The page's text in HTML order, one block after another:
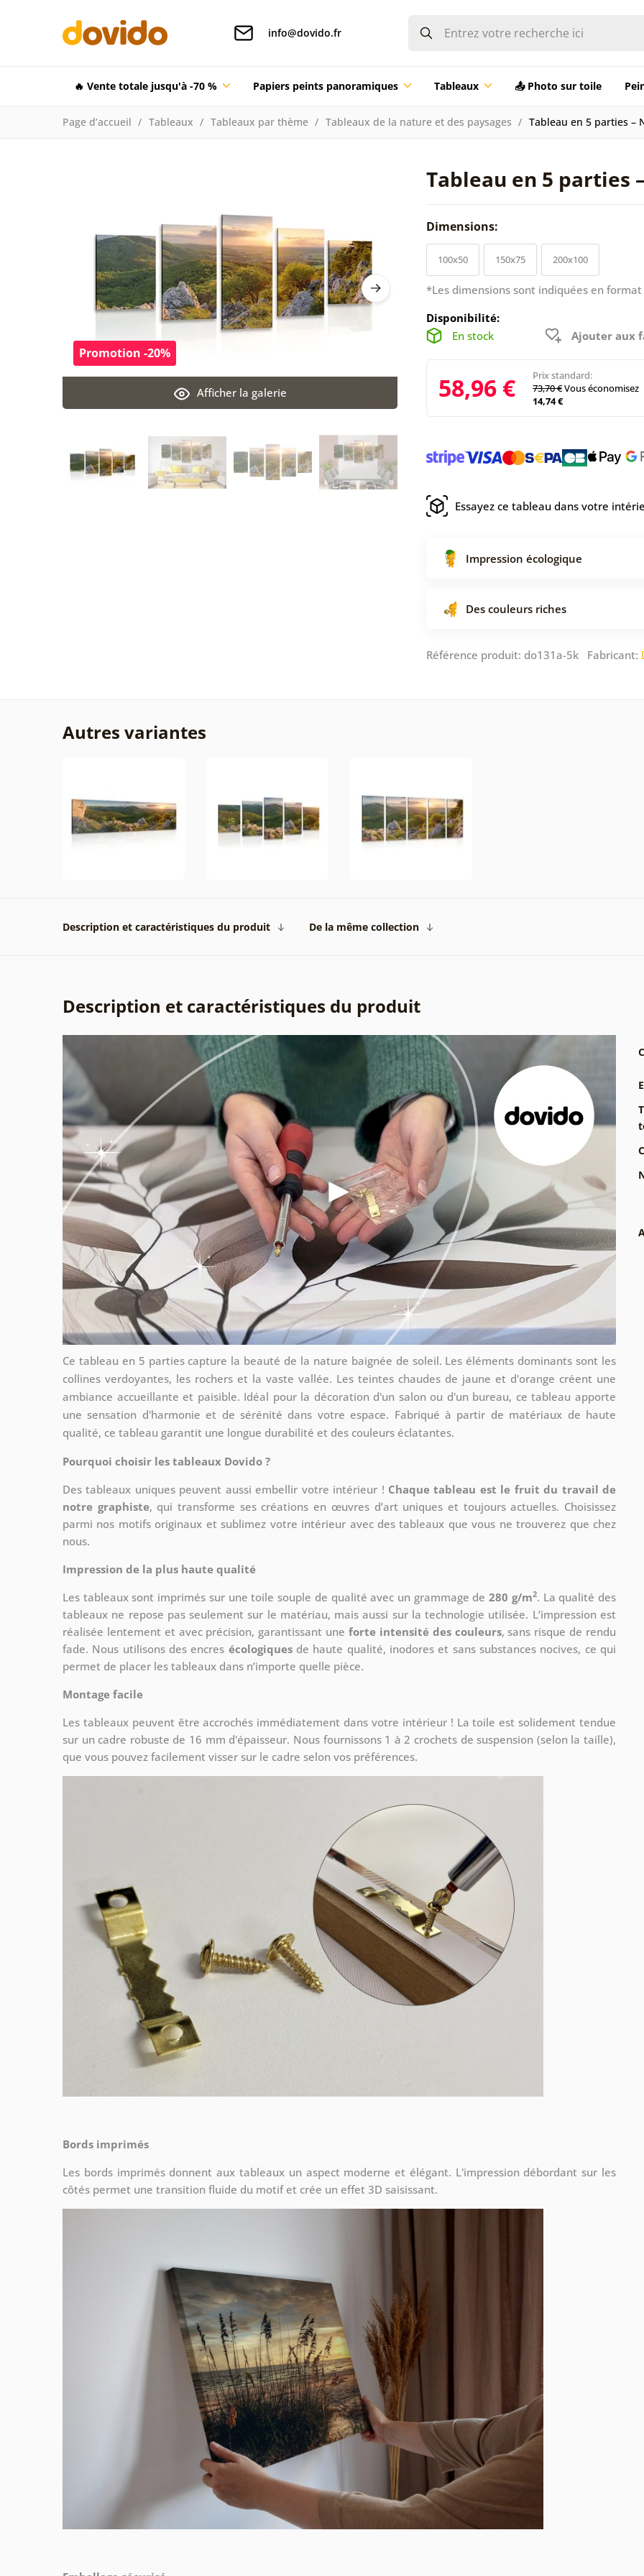
info@dovido.fr
🔥 Vente totale jusqu'à -70 % Papiers peints panoramiques Tableaux 📤 Photo sur toile
Page d’accueil Tableaux Tableaux par thème Tableaux de la nature et des paysages Tableau en 5 parties –
Tableau en 5 parties
Afficher la galerie
Promotion -20%
Dimensions:
100x50 150x75 200x100
*Les dimensions sont indiquées en
Disponibilité:
En stock
Ajouter aux
58,96 €
Prix standard:
73,70 €Vous économisez
14,74 €
Essayez ce tableau dans votre
Impression écologique
Des couleurs riches
Référence produit: do131a-5k Fabricant:
Autres variantes
Description et caractéristiques du produit De la même collection
Description et caractéristiques du produit
Ce tableau en 5 parties capture la beauté de la nature baignée de soleil. Les éléments dominants sont les
collines verdoyantes, les rochers et la vaste vallée. Les teintes chaudes de jaune et d'orange créent une
ambiance accueillante et paisible. Idéal pour la décoration d'un salon ou d'un bureau, ce tableau apporte
une sensation d'harmonie et de sérénité dans votre espace. Fabriqué à partir de matériaux de haute
qualité, ce tableau garantit une longue durabilité et des couleurs éclatantes.
Pourquoi choisir les tableaux Dovido ?
Des tableaux uniques peuvent aussi embellir votre intérieur ! Chaque tableau est le fruit du travail de
notre graphiste, qui transforme ses créations en œuvres d’art uniques et toujours actuelles. Choisissez
parmi nos motifs originaux et sublimez votre intérieur avec des tableaux que vous ne trouverez que chez
nous.
Impression de la plus haute qualité
Les tableaux sont imprimés sur une toile souple de qualité avec un grammage de280 g/m2. La qualité des
tableaux ne repose pas seulement sur le matériau, mais aussi sur la technologie utilisée. L’impression est
réalisée lentement et avec précision, garantissant une forte intensité des couleurs, sans risque de rendu
fade. Nous utilisons des encres écologiquesde haute qualité, inodores et sans substances nocives, ce qui
permet de placer les tableaux dans n’importe quelle pièce.
Montage facile
Les tableaux peuvent être accrochés immédiatement dans votre intérieur ! La toile est solidement tendue
sur un cadre robuste de 16 mm d'épaisseur. Nous fournissons 1 à 2 crochets de suspension (selon la taille),
que vous pouvez facilement visser sur le cadre selon vos préférences.
Bords imprimés
Les bords imprimés donnent aux tableaux un aspect moderne et élégant. L'impression débordant sur les
côtés permet une transition fluide du motif et crée un effet 3D saisissant.